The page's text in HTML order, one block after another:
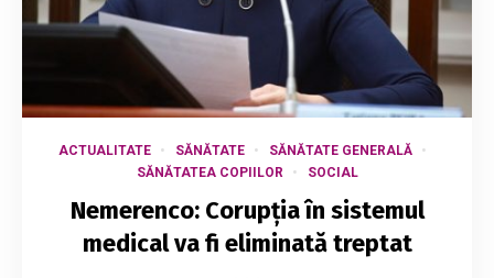
ACTUALITATE SĂNĂTATE
SĂNĂTATE GENERALĂ
SĂNĂTATEA COPIILOR
SOCIAL
Nemerenco: Corupția în sistemul
medical va fi eliminată treptat